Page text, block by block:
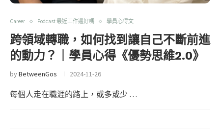
Career Podcast 最近工作還好嗎 學員心得文
跨領域轉職，如何找到讓自己不斷前進
的動力？｜學員心得《優勢思維2.0》
byBetweenGos 2024-11-26
每個人走在職涯的路上，或多或少 …